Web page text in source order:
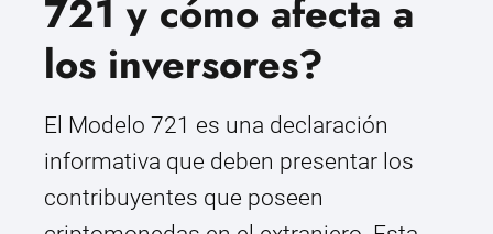
721 y cómo afecta a
los inversores?
El Modelo 721 es una declaración
informativa que deben presentar los
contribuyentes que poseen